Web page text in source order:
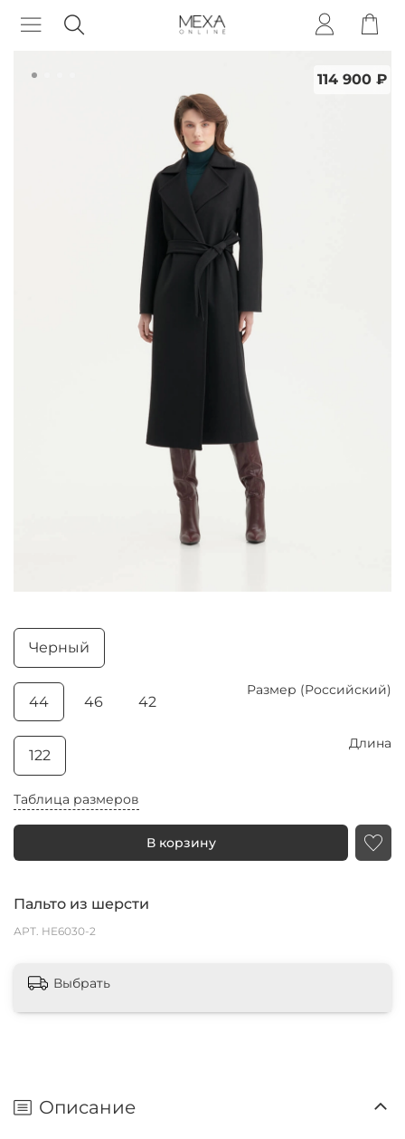
Пальто из шерсти
114 900 ₽
АРТ. HE6030-2
Таблица размеров
В корзину
Черный
Размер (Российский)
44 46 42
Длина
122
Выбрать
Описание